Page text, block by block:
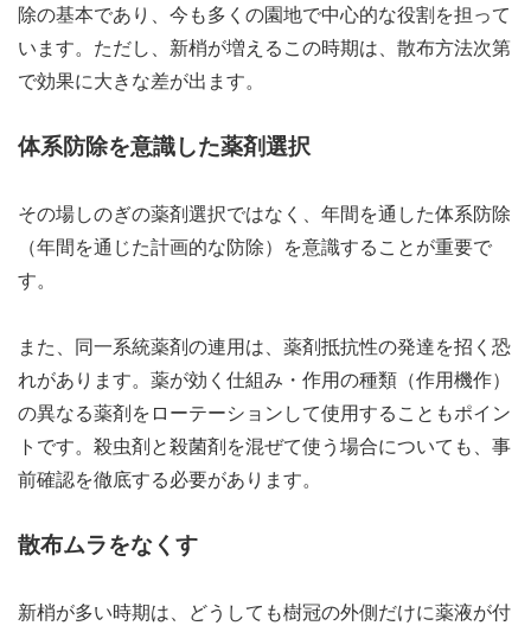
除の基本であり、今も多くの園地で中心的な役割を担って
います。ただし、新梢が増えるこの時期は、散布方法次第
で効果に大きな差が出ます。
体系防除を意識した薬剤選択
その場しのぎの薬剤選択ではなく、年間を通した体系防除
（年間を通じた計画的な防除）を意識することが重要で
す。
また、同一系統薬剤の連用は、薬剤抵抗性の発達を招く恐
れがあります。薬が効く仕組み・作用の種類（作用機作）
の異なる薬剤をローテーションして使用することもポイン
トです。殺虫剤と殺菌剤を混ぜて使う場合についても、事
前確認を徹底する必要があります。
散布ムラをなくす
新梢が多い時期は、どうしても樹冠の外側だけに薬液が付